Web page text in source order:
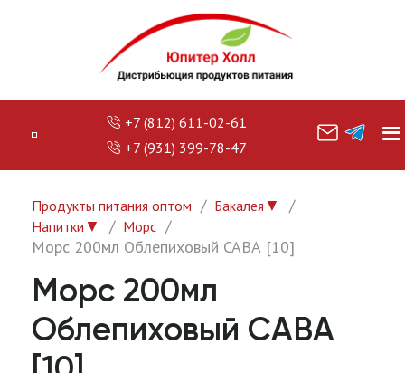
+7 (812) 611-02-61
+7 (931) 399-78-47
Продукты питания оптом Бакалея ▼
Напитки ▼ Морс
Морс 200мл Облепиховый САВА [10]
Морс 200мл
Облепиховый САВА